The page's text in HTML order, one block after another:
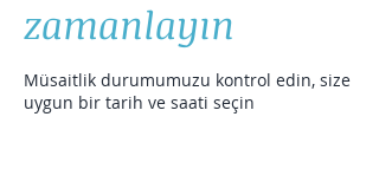
zamanlayın
Müsaitlik durumumuzu kontrol edin, size
uygun bir tarih ve saati seçin